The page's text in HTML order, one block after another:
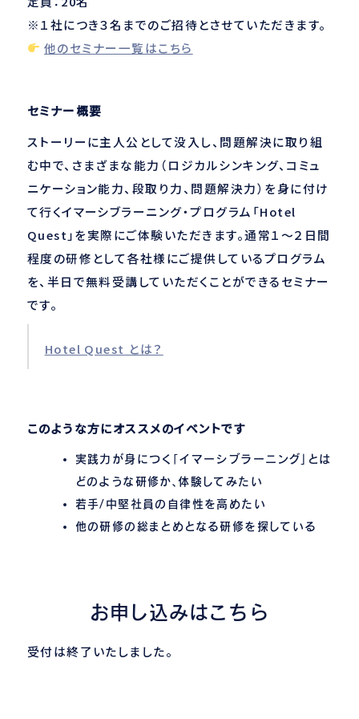
※１社につき３名までのご招待とさせていただきます。
他のセミナー一覧はこちら
セミナー概要
ストーリーに主人公として没入し、問題解決に取り組
む中で、さまざまな能力（ロジカルシンキング、コミュ
ニケーション能力、段取り力、問題解決力）を身に付け
て行くイマーシブラーニング・プログラム「Hotel
Quest」を実際にご体験いただきます。通常１〜２日間
程度の研修として各社様にご提供しているプログラム
を、半日で無料受講していただくことができるセミナー
です。
Hotel Quest とは？
このような方にオススメのイベントです
実践力が身につく「イマーシブラーニング」とは
どのような研修か、体験してみたい
若手/中堅社員の自律性を高めたい
他の研修の総まとめとなる研修を探している
お申し込みはこちら
受付は終了いたしました。